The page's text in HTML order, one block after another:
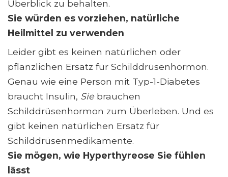
Überblick zu behalten.
Sie würden es vorziehen, natürliche
Heilmittel zu verwenden
Leider gibt es keinen natürlichen oder
pflanzlichen Ersatz für Schilddrüsenhormon.
Genau wie eine Person mit Typ-1-Diabetes
braucht Insulin, Sie brauchen
Schilddrüsenhormon zum Überleben. Und es
gibt keinen natürlichen Ersatz für
Schilddrüsenmedikamente.
Sie mögen, wie Hyperthyreose Sie fühlen
lässt